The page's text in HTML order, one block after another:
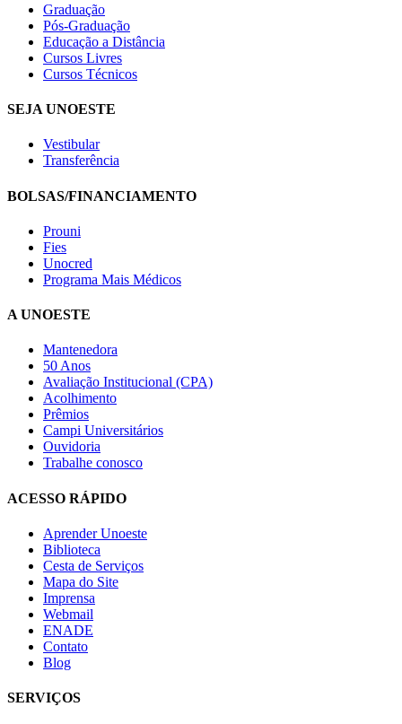
Graduação
Pós-Graduação
Educação a Distância
Cursos Livres
Cursos Técnicos
SEJA UNOESTE
Vestibular
Transferência
BOLSAS/FINANCIAMENTO
Prouni
Fies
Unocred
Programa Mais Médicos
A UNOESTE
Mantenedora
50 Anos
Avaliação Institucional (CPA)
Acolhimento
Prêmios
Campi Universitários
Ouvidoria
Trabalhe conosco
ACESSO RÁPIDO
Aprender Unoeste
Biblioteca
Cesta de Serviços
Mapa do Site
Imprensa
Webmail
ENADE
Contato
Blog
SERVIÇOS